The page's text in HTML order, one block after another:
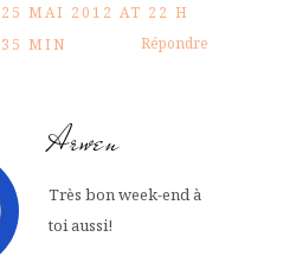
25 MAI 2012 AT 22 H
35 MIN
Répondre
Arwen
Très bon week-end à
toi aussi!